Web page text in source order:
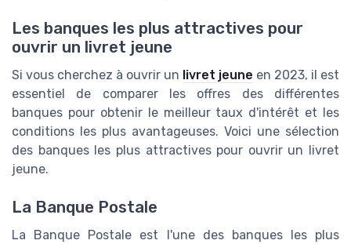
Les banques les plus attractives pour
ouvrir un livret jeune
Si vous cherchez à ouvrir un livret jeune en 2023, il est
essentiel de comparer les offres des différentes
banques pour obtenir le meilleur taux d'intérêt et les
conditions les plus avantageuses. Voici une sélection
des banques les plus attractives pour ouvrir un livret
jeune.
La Banque Postale
La Banque Postale est l'une des banques les plus